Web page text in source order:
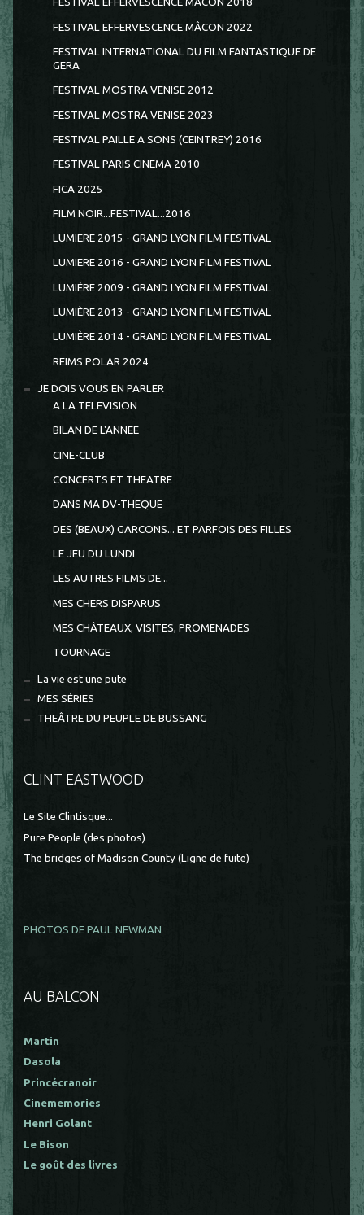
FESTIVAL EFFERVESCENCE MÂCON 2022
FESTIVAL INTERNATIONAL DU FILM FANTASTIQUE DE
GERA
FESTIVAL MOSTRA VENISE 2012
FESTIVAL MOSTRA VENISE 2023
FESTIVAL PAILLE A SONS (CEINTREY) 2016
FESTIVAL PARIS CINEMA 2010
FICA 2025
FILM NOIR...FESTIVAL...2016
LUMIERE 2015 - GRAND LYON FILM FESTIVAL
LUMIERE 2016 - GRAND LYON FILM FESTIVAL
LUMIÈRE 2009 - GRAND LYON FILM FESTIVAL
LUMIÈRE 2013 - GRAND LYON FILM FESTIVAL
LUMIÈRE 2014 - GRAND LYON FILM FESTIVAL
REIMS POLAR 2024
JE DOIS VOUS EN PARLER
A LA TELEVISION
BILAN DE L'ANNEE
CINE-CLUB
CONCERTS ET THEATRE
DANS MA DV-THEQUE
DES (BEAUX) GARCONS... ET PARFOIS DES FILLES
LE JEU DU LUNDI
LES AUTRES FILMS DE...
MES CHERS DISPARUS
MES CHÂTEAUX, VISITES, PROMENADES
TOURNAGE
La vie est une pute
MES SÉRIES
THEÂTRE DU PEUPLE DE BUSSANG
CLINT EASTWOOD
Le Site Clintisque...
Pure People (des photos)
The bridges of Madison County (Ligne de fuite)
PHOTOS DE PAUL NEWMAN
AU BALCON
Martin
Dasola
Princécranoir
Cinememories
Henri Golant
Le Bison
Le goût des livres